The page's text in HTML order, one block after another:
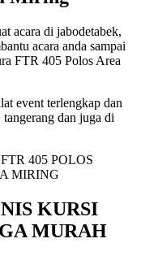
acara di jabodetabek,
acara anda sampai
FTR 405 Polos Area
event terlengkap dan
dan juga di
KURSI
MURAH